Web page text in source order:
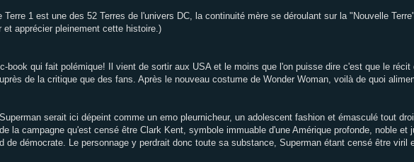
1 est une des 52 Terres de l'univers DC, la continuité mère se déroulant sur la "Nouvelle
apprécier pleinement cette histoire.)
book qui fait polémique! Il vient de sortir aux USA et le moins que l'on puisse dire c'est que le récit
de la critique que des fans. Après le nouveau costume de Wonder Woman, voilà de quoi
serait ici dépeint comme un emo pleurnicheur, un adolescent fashion et émasculé tout
la campagne qu'est censé être Clark Kent, symbole immuable d'une Amérique profonde, noble et
de démocrate. Le personnage y perdrait donc toute sa substance, Superman étant censé être viril